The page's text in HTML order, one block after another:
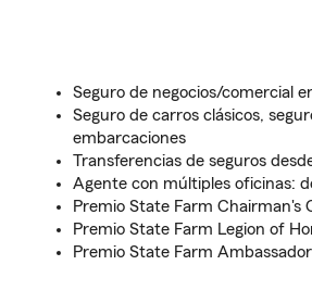
Seguro de negocios/comercial
Seguro de carros clásicos,
embarcaciones
Transferencias de seguros
Agente con múltiples oficinas:
Premio State Farm Chairman's
Premio State Farm Legion of
Premio State Farm Ambassador